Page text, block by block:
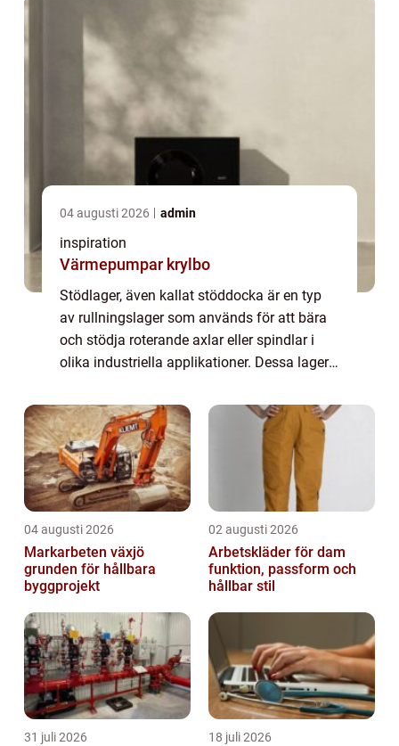
04 augusti 2026 admin
inspiration
Värmepumpar krylbo
Stödlager, även kallat stöddocka är en typ
av rullningslager som används för att bära
och stödja roterande axlar eller spindlar i
olika industriella applikationer. Dessa lager
smidig och stabil rotation o...
04 augusti 2026
Markarbeten växjö
grunden för hållbara
byggprojekt
02 augusti 2026
Arbetskläder för dam
funktion, passform och
hållbar stil
31 juli 2026 18 juli 2026